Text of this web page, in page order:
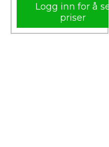
Logg inn for å se
priser